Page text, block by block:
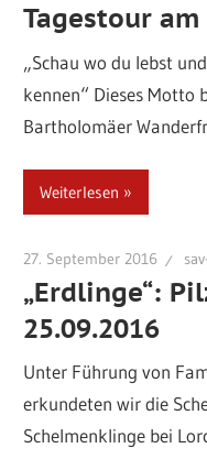
Tagestour am
„Schau wo du lebst
kennen“ Dieses Motto
Bartholomäer
Weiterlesen
27. September 2016
„Erdlinge“:
25.09.2016
Unter Führung von
erkundeten wir die
Schelmenklinge bei